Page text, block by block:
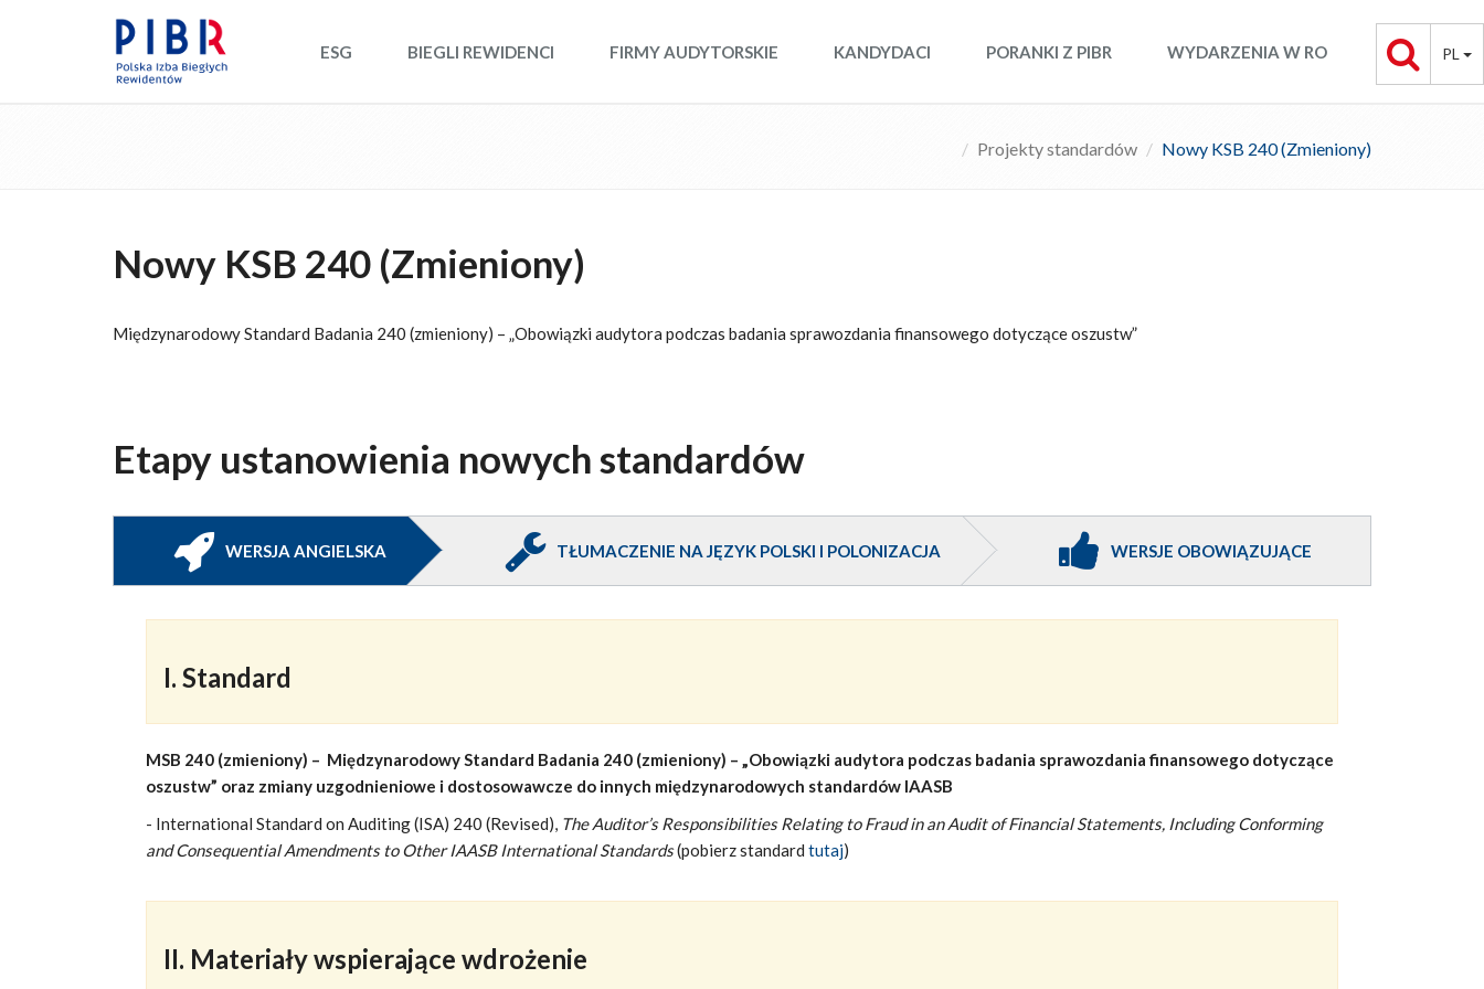
PL
ESG BIEGLI REWIDENCI FIRMY AUDYTORSKIE KANDYDACI PORANKI Z PIBR WYDARZENIA W RO
Projekty standardów Nowy KSB 240 (Zmieniony)
Nowy KSB 240 (Zmieniony)
Międzynarodowy Standard Badania 240 (zmieniony) – „Obowiązki audytora podczas badania sprawozdania finansowego dotyczące oszustw”
Etapy ustanowienia nowych standardów
WERSJA ANGIELSKA TŁUMACZENIE NA JĘZYK POLSKI I POLONIZACJA WERSJE OBOWIĄZUJĄCE
I. Standard
MSB 240 (zmieniony) – Międzynarodowy Standard Badania 240 (zmieniony) – „Obowiązki audytora podczas badania sprawozdania finansowego dotyczące
oszustw” oraz zmiany uzgodnieniowe i dostosowawcze do innych międzynarodowych standardów IAASB
- International Standard on Auditing (ISA) 240 (Revised), The Auditor’s Responsibilities Relating to Fraud in an Audit of Financial Statements, Including Conforming
and Consequential Amendments to Other IAASB International Standards(pobierz standard tutaj)
II. Materiały wspierające wdrożenie